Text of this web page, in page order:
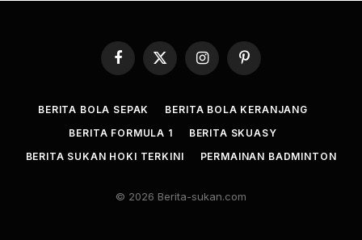
Facebook
X
(Twitter)
InstagramPinterest
BERITA BOLA SEPAK
BERITA BOLA KERANJANG
BERITA FORMULA 1
BERITA SKUASY
BERITA SUKAN HOKI TERKINI
PERMAINAN BADMINTON
© 2026 Berita-sukan.com